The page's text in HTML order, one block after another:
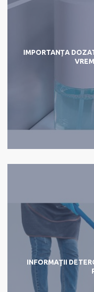
IMPORTANȚA
INFORMAŢII